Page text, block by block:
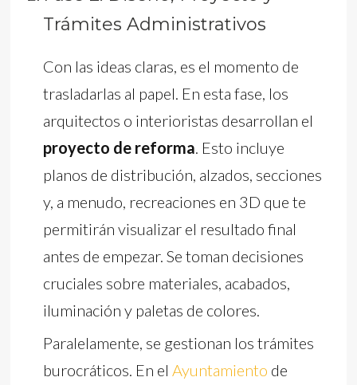
Trámites Administrativos
Con las ideas claras, es el momento de
trasladarlas al papel. En esta fase, los
arquitectos o interioristas desarrollan el
proyecto de reforma. Esto incluye
planos de distribución, alzados, secciones
y, a menudo, recreaciones en 3D que te
permitirán visualizar el resultado final
antes de empezar. Se toman decisiones
cruciales sobre materiales, acabados,
iluminación y paletas de colores.
Paralelamente, se gestionan los trámites
burocráticos. En elAyuntamiento de